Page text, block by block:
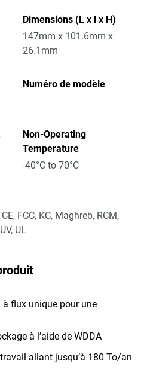
Dimensions (L x l x H)
147mm x 101.6mm x
26.1mm
Numéro de modèle
Non-Operating
Temperature
-40°C to 70°C
FCC, KC, Maghreb, RCM,
UL
à flux unique pour une
à l’aide de WDDA
allant jusqu’à 180 To/an